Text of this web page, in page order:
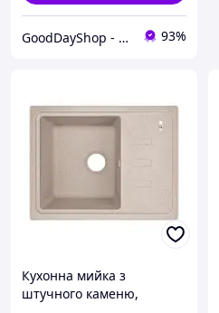
GoodDayShop - Онлайн магазин різноманітних товарів 93%
Кухонна мийка з
штучного каменю,